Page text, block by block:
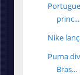
princ...
Nike
Puma
Bras...